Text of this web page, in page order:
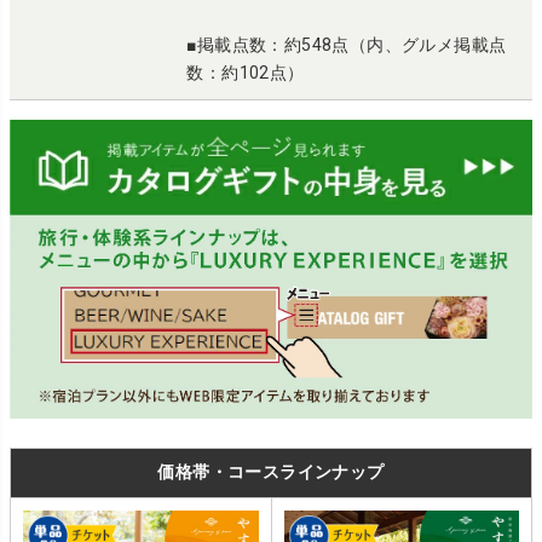
■掲載点数：約548点（内、グルメ掲載点
数：約102点）
価格帯・コースラインナップ